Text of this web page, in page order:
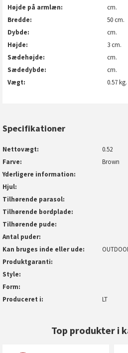
Højde på armlæn
cm.
Bredde
50 cm.
Dybde
cm.
Højde
3 cm.
Sædehøjde
cm.
Sædedybde
cm.
Vægt
0.57 kg.
Specifikationer
Nettovægt
0.52
Farve
Brown
Yderligere information
Hjul
Tilhørende parasol
Tilhørende bordplade
Tilhørende pude
Antal puder
Kan bruges inde eller ude
Produktgaranti
Style
Form
Produceret i
LT
Top produkter i